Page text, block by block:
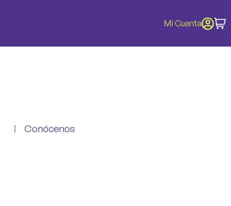
Mi Cuenta
Conócenos